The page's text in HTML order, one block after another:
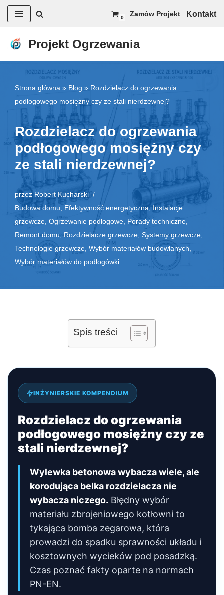
do
0 Zamów Projekt Kontakt
Projekt Ogrzewania
Strona główna » Blog » Rozdzielacz do ogrzewania
podłogowego mosiężny czy ze stali nierdzewnej?
Rozdzielacz do ogrzewania
podłogowego mosiężny czy
ze stali nierdzewnej?
przez Robert Kucharski
Budowa domu
Efektywność energetyczna,Instalacje
grzewcze Ogrzewanie podłogowe Porady techniczne
Remont domu
Rozdzielacze grzewcze Systemy grzewcze
Technologie grzewcze Wybór materiałów budowlanych
Wybór materiałów do podłogówki
Spis treści
INŻYNIERSKIE KOMPENDIUM
Rozdzielacz do ogrzewania
podłogowego mosiężny czy ze
stali nierdzewnej?
Wylewka betonowa wybacza wiele, ale
korodująca belka rozdzielacza nie
wybacza niczego. Błędny wybór
materiału zbrojeniowego kotłowni to
tykająca bomba zegarowa, która
prowadzi do spadku sprawności układu i
kosztownych wycieków pod posadzką.
Czas poznać fakty oparte na normach
PN-EN.